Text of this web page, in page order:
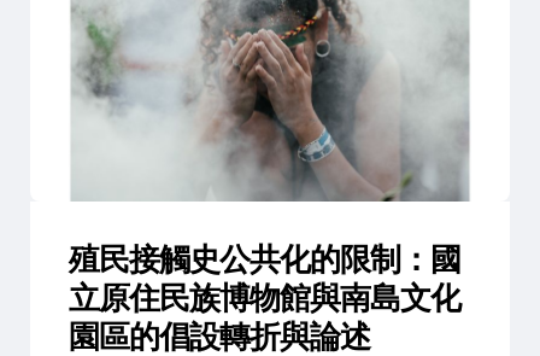
殖民接觸史公共化的限制：國
立原住民族博物館與南島文化
園區的倡設轉折與論述